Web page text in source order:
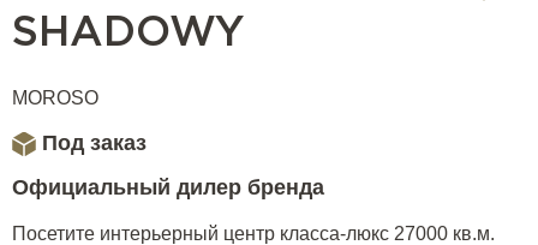
SHADOWY
MOROSO
Под заказ
Официальный дилер бренда
Посетите интерьерный центр класса-люкс 27000 кв.м.